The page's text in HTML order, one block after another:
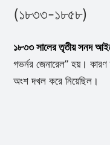
(১৮৩৩-১৮৫৮)
১৮৩৩ সালের তৃতীয় সনদ
গভর্নর জেনারেল” হয়।
অংশ দখল করে নিয়েছিল।